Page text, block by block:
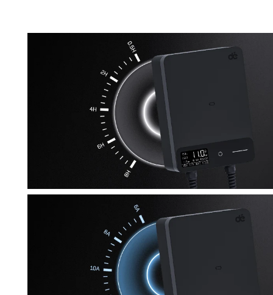
Funkcija vremena od 0,5 do 8 sati
korisnicima da unaprijed programiraju
pokretanje i zaustavljanje punjenja
moguće je izbjeći punjenje tijekom
i iskoristiti povoljnije tarife električne
Tajmer se može podesitiizravno na wallboxu
, što donosi dodatnu
daje korisniku potpunu
fleksibilnost pri odabiru snage punjenja. Struja se
može jednostavno prilagoditi na
6A, 10A, 13A, 16A,
ovisno o potrebama vozila i mogućnostima
električne instalacije. Na taj način moguće je